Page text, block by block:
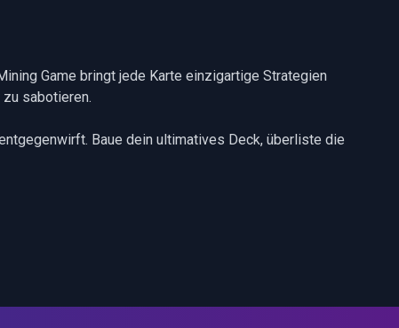
Game bringt jede Karte einzigartige Strategien
sabotieren.
Baue dein ultimatives Deck, überliste die